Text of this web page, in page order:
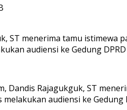
ST menerima tamu istimewa
audiensi ke Gedung
Dandis Rajagukguk, ST
audiensi ke